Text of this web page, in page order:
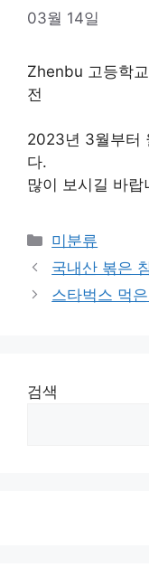
03월 14일
Zhenbu 고등학
전
2023년 3월부터
다.
많이 보시길 바랍
Categories
미분류
국내산 볶은
스타벅스 먹
검색